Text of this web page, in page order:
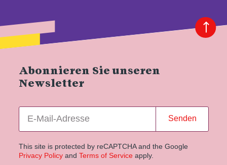
Abonnieren Sie unseren
Newsletter
Senden
This site is protected by reCAPTCHA and the Google
Privacy Policyand Terms of Service apply.